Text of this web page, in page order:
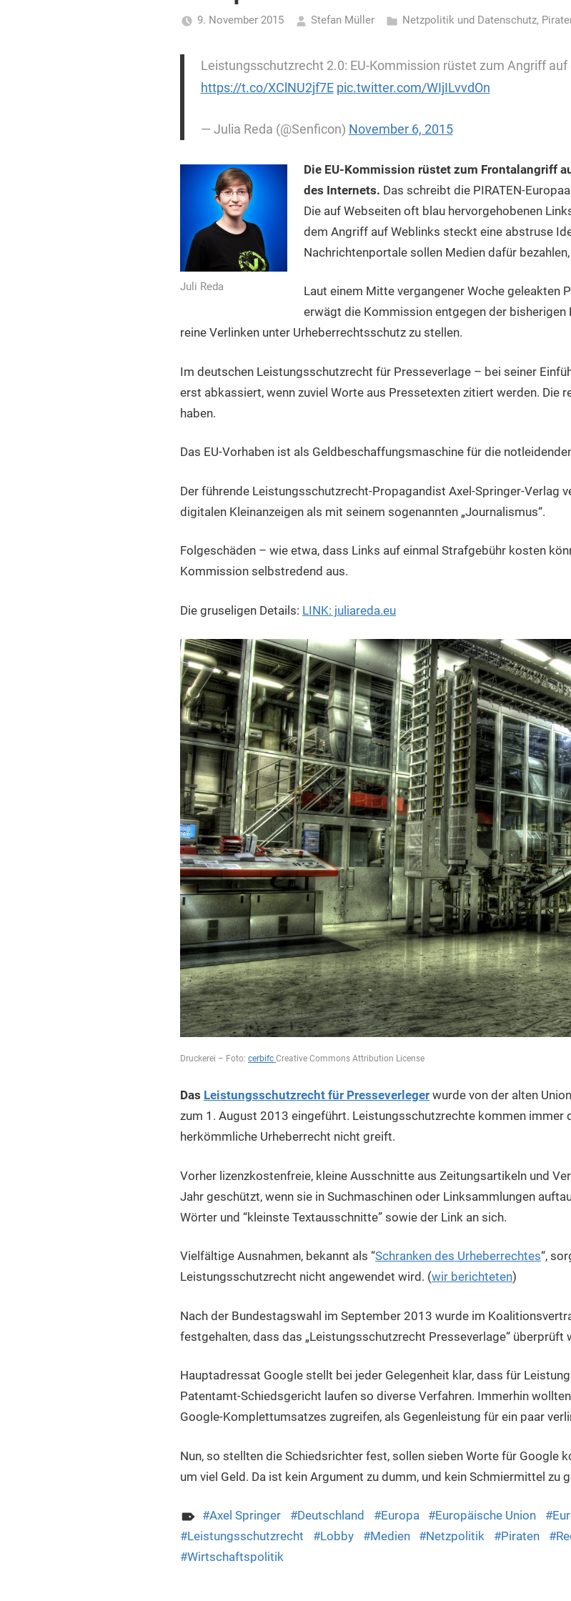
9. November 2015 Stefan Müller Netzpolitik und Datenschutz,
Leistungsschutzrecht 2.0: EU-Kommission rüstet zum Angriff auf
https://t.co/XClNU2jf7E pic.twitter.com/WIjILvvdOn
— Julia Reda (@Senficon) November 6, 2015
Juli Reda
Die EU-Kommission rüstet zum Frontalangriff
des Internets. Das schreibt die PIRATEN-
Die auf Webseiten oft blau hervorgehobenen
dem Angriff auf Weblinks steckt eine abstruse
Nachrichtenportale sollen Medien dafür
Laut einem Mitte vergangener Woche geleakten
erwägt die Kommission entgegen der bisherigen
reine Verlinken unter Urheberrechtsschutz zu stellen.
Im deutschen Leistungsschutzrecht für Presseverlage – bei seiner
erst abkassiert, wenn zuviel Worte aus Pressetexten zitiert werden. Die
haben.
Das EU-Vorhaben ist als Geldbeschaffungsmaschine für die
Der führende Leistungsschutzrecht-Propagandist Axel-Springer-Verlag
digitalen Kleinanzeigen als mit seinem sogenannten „Journalismus“.
Folgeschäden – wie etwa, dass Links auf einmal Strafgebühr kosten
Kommission selbstredend aus.
Die gruseligen Details: LINK: juliareda.eu
Druckerei – Foto: cerbifc Creative Commons Attribution License
Das Leistungsschutzrecht für Presseverleger wurde von der alten
zum 1. August 2013 eingeführt. Leistungsschutzrechte kommen immer
herkömmliche Urheberrecht nicht greift.
Vorher lizenzkostenfreie, kleine Ausschnitte aus Zeitungsartikeln und
Jahr geschützt, wenn sie in Suchmaschinen oder Linksammlungen
Wörter und “kleinste Textausschnitte” sowie der Link an sich.
Vielfältige Ausnahmen, bekannt als “Schranken des Urheberrechtes“,
Leistungsschutzrecht nicht angewendet wird. (wir berichteten)
Nach der Bundestagswahl im September 2013 wurde im
festgehalten, dass das „Leistungsschutzrecht Presseverlage“ überprüft
Hauptadressat Google stellt bei jeder Gelegenheit klar, dass für
Patentamt-Schiedsgericht laufen so diverse Verfahren. Immerhin
Google-Komplettumsatzes zugreifen, als Gegenleistung für ein paar
Nun, so stellten die Schiedsrichter fest, sollen sieben Worte für Google
um viel Geld. Da ist kein Argument zu dumm, und kein Schmiermittel zu
Axel Springer Deutschland Europa Europäische Union
Leistungsschutzrecht
Lobby Medien Netzpolitik Piraten
Wirtschaftspolitik